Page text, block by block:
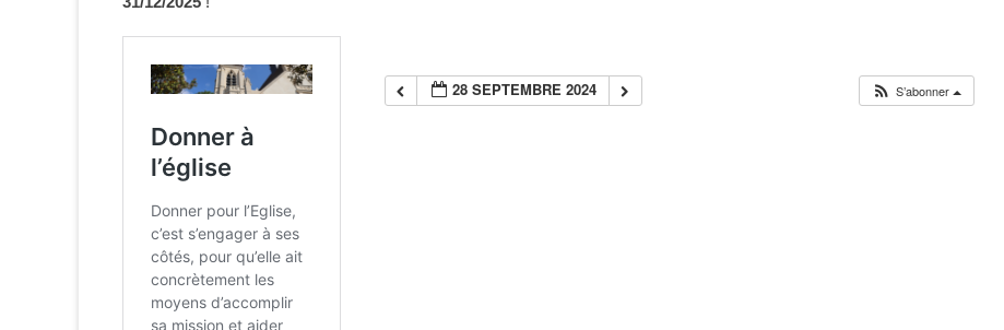
28 SEPTEMBRE 2024 S’abonner